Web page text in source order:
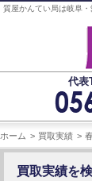
質屋かんてい局は岐阜
代表
ホーム 買取実績
買取実績を